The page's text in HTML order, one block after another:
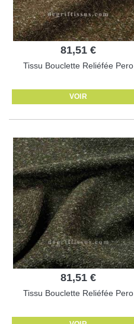
81,51 €
Tissu Bouclette Reliéfée Pero
VOIR
81,51 €
Tissu Bouclette Reliéfée Pero